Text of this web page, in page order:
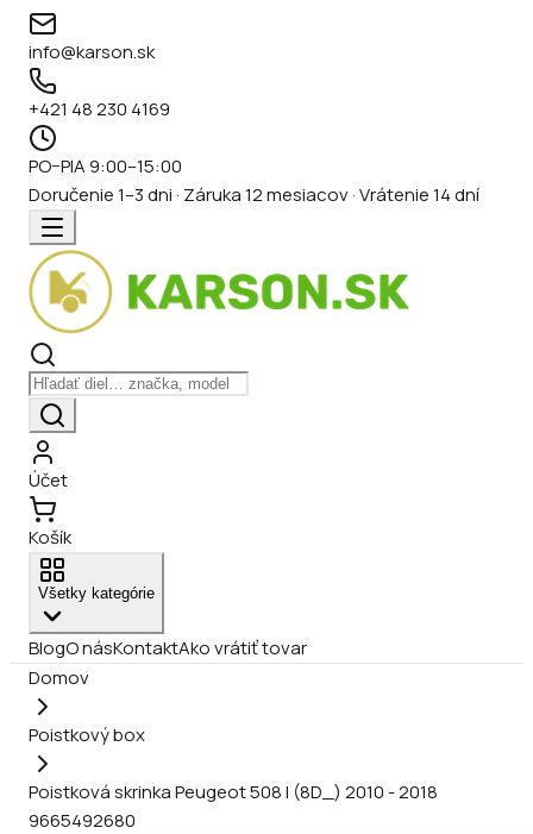
info@karson.sk
+421 48 230 4169
PO–PIA 9:00–15:00
Doručenie 1–3 dni · Záruka 12 mesiacov · Vrátenie 14 dní
Účet
Košík
Všetky kategórie
BlogO násKontaktAko vrátiť tovar
Domov
Poistkový box
Poistková skrinka Peugeot 508 I (8D_) 2010 - 2018
9665492680